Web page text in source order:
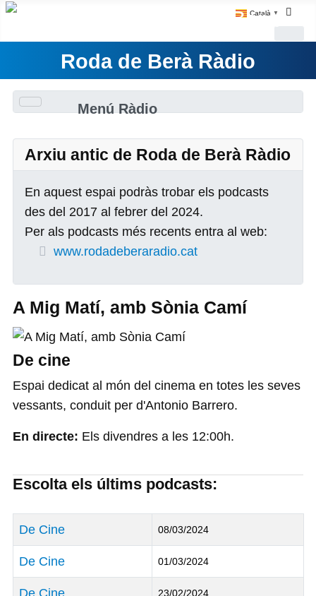
Català ▼
Roda de Berà Ràdio
Menú Ràdio
Arxiu antic de Roda de Berà Ràdio
En aquest espai podràs trobar els podcasts
des del 2017 al febrer del 2024.
Per als podcasts més recents entra al web:
www.rodadeberaradio.cat
A Mig Matí, amb Sònia Camí
De cine
Espai dedicat al món del cinema en totes les seves
vessants, conduit per d'Antonio Barrero.
En directe: Els divendres a les 12:00h.
Escolta els últims podcasts:
Títol Data de Publicació
De Cine 08/03/2024
De Cine 01/03/2024
23/02/2024